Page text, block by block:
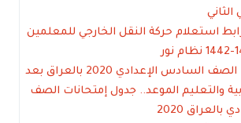
رابط استعلام حركة النقل الخارجي للمعلمين
موعد امتحانات الصف السادس الإعدادي 2020 بالعراق بعد
والتعليم الموعد.. جدول إمتحانات الصف
2020